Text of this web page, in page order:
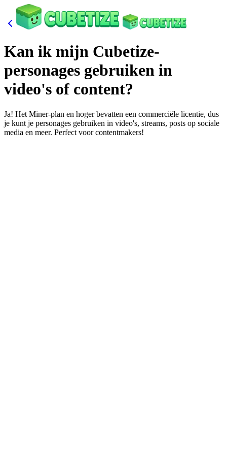
Kan ik mijn Cubetize-
personages gebruiken in
video's of content?
Ja! Het Miner-plan en hoger bevatten een commerciële licentie, dus
je kunt je personages gebruiken in video's, streams, posts op sociale
media en meer. Perfect voor contentmakers!